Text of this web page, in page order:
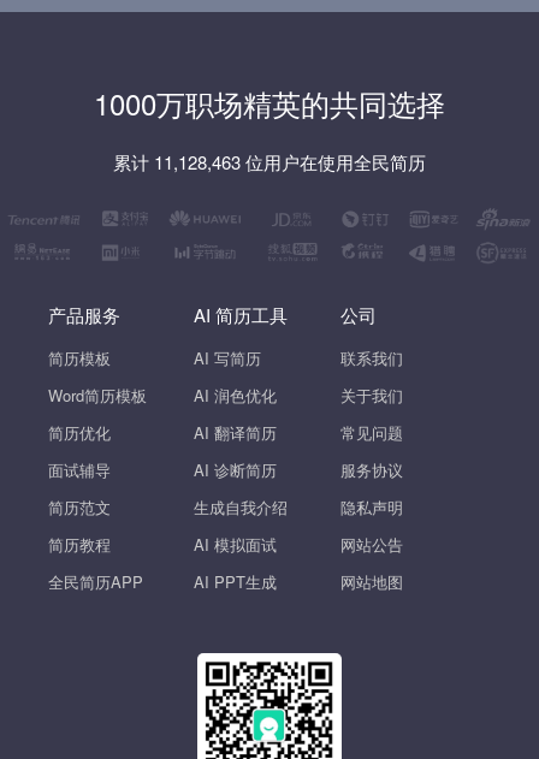
1000万职场精英的共同选择
累计 11,128,463 位用户在使用全民简历
产品服务
简历模板
Word简历模板
简历优化
面试辅导
简历范文
简历教程
全民简历APP
AI 简历工具
AI 写简历
AI 润色优化
AI 翻译简历
AI 诊断简历
生成自我介绍
AI 模拟面试
AI PPT生成
公司
联系我们
关于我们
常见问题
服务协议
隐私声明
网站公告
网站地图